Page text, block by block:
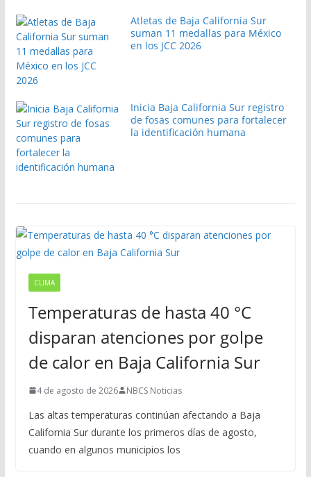
Atletas de Baja California Sur
suman 11 medallas para México
en los JCC 2026
Inicia Baja California Sur registro
de fosas comunes para fortalecer
la identificación humana
CLIMA
Temperaturas de hasta 40 °C
disparan atenciones por golpe
de calor en Baja California Sur
4 de agosto de 2026 NBCS Noticias
Las altas temperaturas continúan afectando a Baja
California Sur durante los primeros días de agosto,
cuando en algunos municipios los